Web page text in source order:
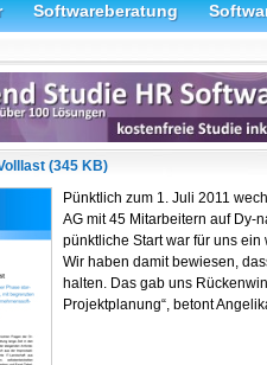
Softwareberatung
(345 KB)
Pünktlich zum 1. Juli 2011
AG mit 45 Mitarbeitern auf Dy-
pünktliche Start war für uns
Wir haben damit bewiesen,
halten. Das gab uns
Projektplanung“, betont